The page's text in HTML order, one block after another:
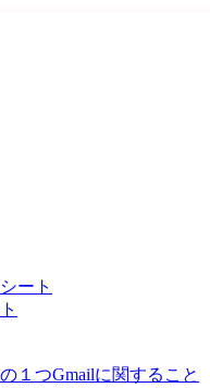
ート
１つGmailに関すること